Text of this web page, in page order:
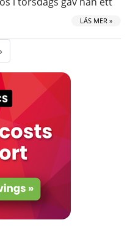
LÄS MER »